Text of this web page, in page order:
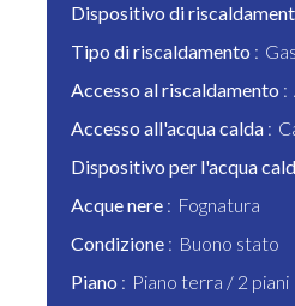
Dispositivo di
Tipo di riscaldamento
Gas
Accesso al riscaldamento
Accesso all'acqua calda
Dispositivo per l'acqua
Acque nere
Fognatura
Condizione
Buono stato
Piano
Piano terra / 2 piani